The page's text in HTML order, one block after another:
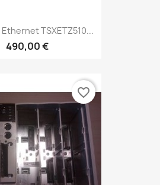
TSXETZ510...
490,00 €
favorite_border